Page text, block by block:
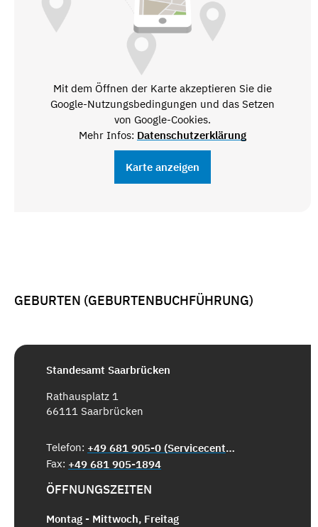
Mit dem Öffnen der Karte akzeptieren Sie die
Google-Nutzungsbedingungen und das Setzen
von Google-Cookies.
Mehr Infos: Datenschutzerklärung
Karte anzeigen
GEBURTEN (GEBURTENBUCHFÜHRUNG)
Standesamt Saarbrücken
Rathausplatz 1
66111 Saarbrücken
Telefon:
+49 681 905-0 (Servicecenter)
Fax: +49 681 905-1894
ÖFFNUNGSZEITEN
Montag - Mittwoch, Freitag